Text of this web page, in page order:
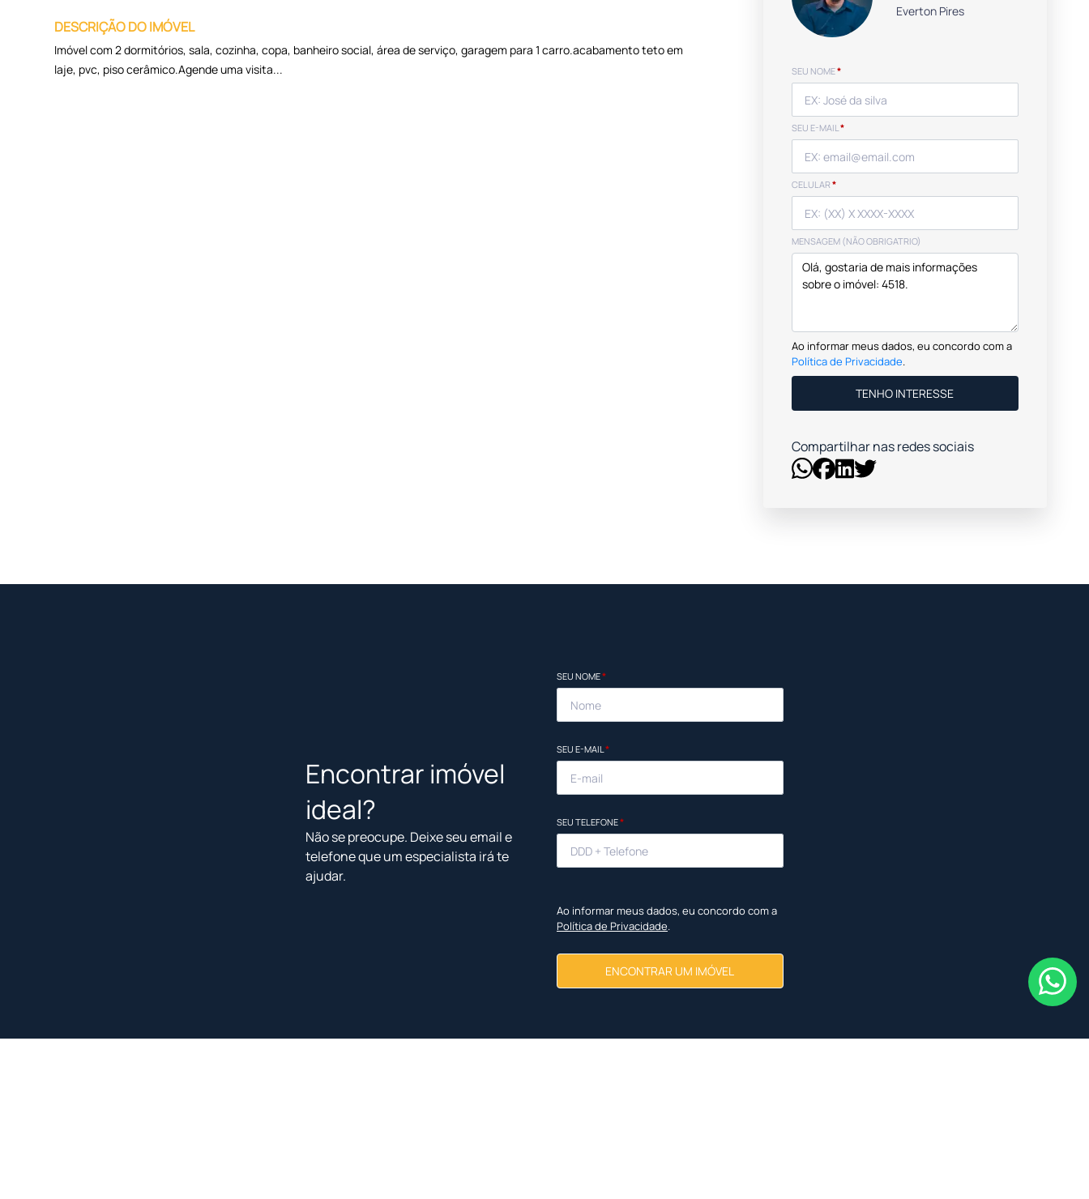
DESCRIÇÃO DO IMÓVEL
Imóvel com 2 dormitórios, sala, cozinha, copa, banheiro social, área de serviço, garagem para 1 carro.acabamento teto em
laje, pvc, piso cerâmico.Agende uma visita...
Everton Pires
SEU NOME*
SEU E-MAIL*
CELULAR *
MENSAGEM (NÃO OBRIGATRIO)
Ao informar meus dados, eu concordo com a
Política de Privacidade.
TENHO INTERESSE
Compartilhar nas redes sociais
Encontrar imóvel
ideal?
Não se preocupe. Deixe seu email e
telefone que um especialista irá te
ajudar.
SEU NOME*
SEU E-MAIL*
SEU TELEFONE*
Ao informar meus dados, eu concordo com a
Política de Privacidade.
ENCONTRAR UM IMÓVEL